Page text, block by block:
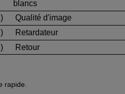
blancs
Qualité d'image
Retardateur
Retour
rapide.